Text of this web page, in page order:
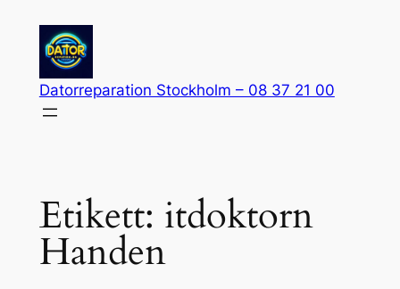
innehåll
Datorreparation Stockholm – 08 37 21 00
Etikett: itdoktorn
Handen